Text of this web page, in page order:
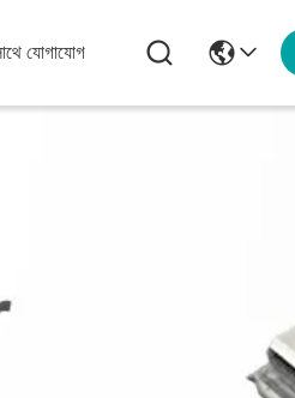
যোগাযোগ